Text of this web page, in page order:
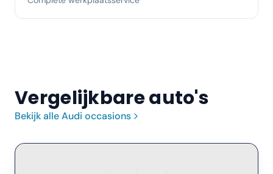
Vergelijkbare auto's
Bekijk alleAudi occasions